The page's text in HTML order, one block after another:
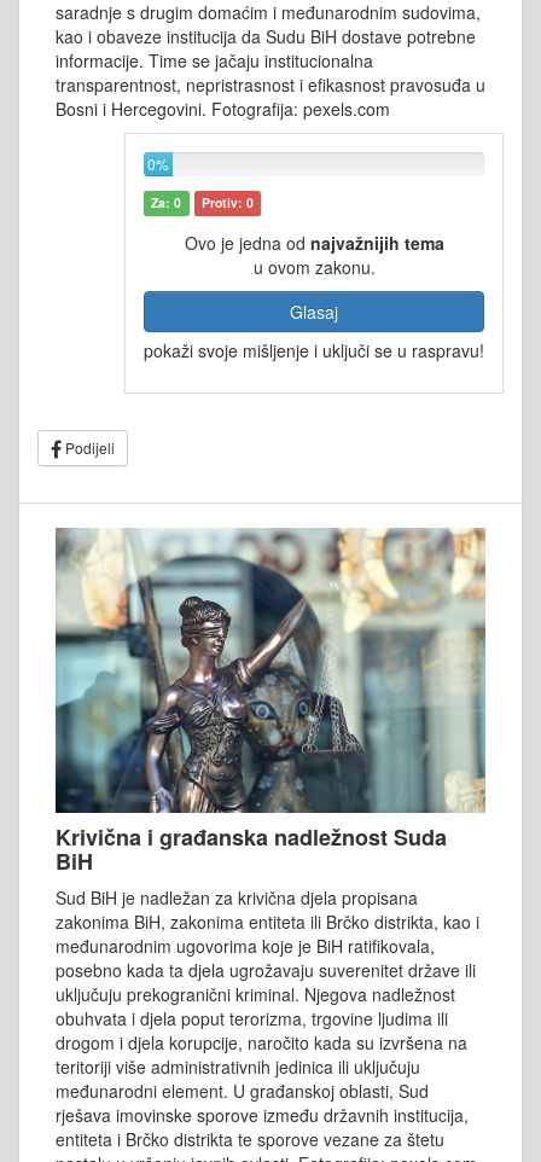
saradnje s drugim domaćim i međunarodnim sudovima,
kao i obaveze institucija da Sudu BiH dostave potrebne
informacije. Time se jačaju institucionalna
transparentnost, nepristrasnost i efikasnost pravosuđa u
Bosni i Hercegovini. Fotografija: pexels.com
0%
Za: 0 Protiv: 0
Ovo je jedna od najvažnijih tema
u ovom zakonu.
Glasaj
pokaži svoje mišljenje i uključi se u raspravu!
Podijeli
Krivična i građanska nadležnost Suda
BiH
Sud BiH je nadležan za krivična djela propisana
zakonima BiH, zakonima entiteta ili Brčko distrikta, kao i
međunarodnim ugovorima koje je BiH ratifikovala,
posebno kada ta djela ugrožavaju suverenitet države ili
uključuju prekogranični kriminal. Njegova nadležnost
obuhvata i djela poput terorizma, trgovine ljudima ili
drogom i djela korupcije, naročito kada su izvršena na
teritoriji više administrativnih jedinica ili uključuju
međunarodni element. U građanskoj oblasti, Sud
rješava imovinske sporove između državnih institucija,
entiteta i Brčko distrikta te sporove vezane za štetu